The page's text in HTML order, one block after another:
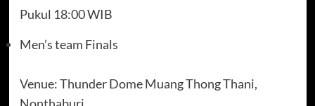
Pukul 18:00 WIB
Men’s team Finals
Venue: Thunder Dome Muang Thong Thani,